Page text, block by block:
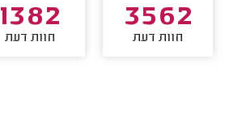
3562
חוות דעת
1382
חוות דעת